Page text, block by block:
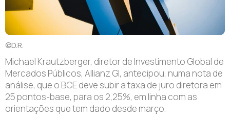
©D.R.
Michael Krautzberger, diretor de Investimento Global de
Mercados Públicos, Allianz GI, antecipou, numa nota de
análise, que o BCE deve subir a taxa de juro diretora em
25 pontos-base, para os 2,25%, em linha com as
orientações que tem dado desde março.